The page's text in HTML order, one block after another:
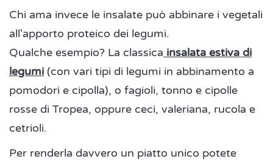
Chi ama invece le insalate può abbinare i vegetali
all'apporto proteico dei legumi.
Qualche esempio? La classica insalata estiva di
legumi (con vari tipi di legumi in abbinamento a
pomodori e cipolla), o fagioli, tonno e cipolle
rosse di Tropea, oppure ceci, valeriana, rucola e
cetrioli.
Per renderla davvero un piatto unico potete